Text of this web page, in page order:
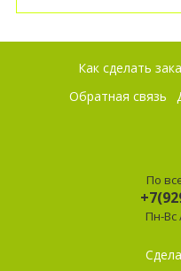
Как сделать
Обратная связь
По
Пн-Вс